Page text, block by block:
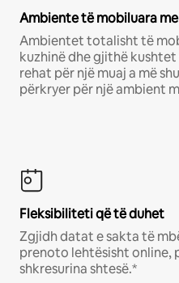
Ambiente të mobiluara
Ambientet totalisht të
kuzhinë dhe gjithë
rehat për një muaj a më
përkryer për një ambient
Fleksibiliteti që të duhet
Zgjidh datat e sakta të
prenoto lehtësisht online,
shkresurina shtesë.*